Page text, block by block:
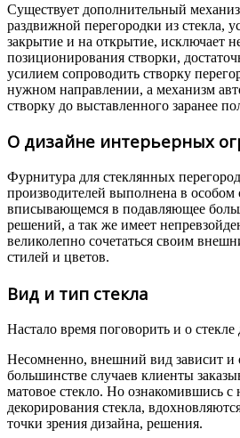
Существует дополнительный
раздвижной перегородки из стекла,
закрытие и на открытие, исключает
позиционирования створки,
усилием сопроводить створку
нужном направлении, а механизм
створку до выставленного заранее
О дизайне интерьерных
Фурнитура для стеклянных
производителей выполнена в особом
вписывающемся в подавляющее
решений, а так же имеет
великолепно сочетаться своим
стилей и цветов.
Вид и тип стекла
Настало время поговорить и о стекле
Несомненно, внешний вид зависит и
большинстве случаев клиенты
матовое стекло. Но ознакомившись
декорирования стекла,
точки зрения дизайна, решения.